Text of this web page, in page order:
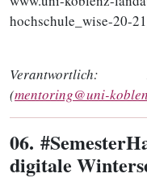
hochschule_wise-20-
Verantwortlich:
(mentoring@uni-
06.
digitale